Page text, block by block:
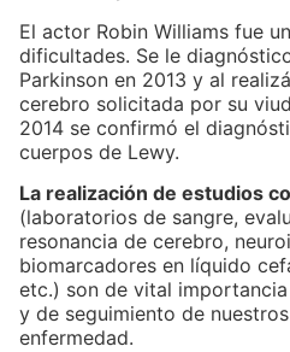
El actor Robin Williams fue
dificultades. Se le
Parkinson en 2013 y al
cerebro solicitada por su
2014 se confirmó el
cuerpos de Lewy.
La realización de estudios
(laboratorios de sangre,
resonancia de cerebro,
biomarcadores en líquido
etc.) son de vital
y de seguimiento de
enfermedad.